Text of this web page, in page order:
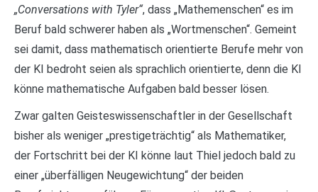
„Conversations with Tyler“, dass „Mathemenschen“ es im
Beruf bald schwerer haben als „Wortmenschen“. Gemeint
sei damit, dass mathematisch orientierte Berufe mehr von
der KI bedroht seien als sprachlich orientierte, denn die KI
könne mathematische Aufgaben bald besser lösen.
Zwar galten Geisteswissenschaftler in der Gesellschaft
bisher als weniger „prestigeträchtig“ als Mathematiker,
der Fortschritt bei der KI könne laut Thiel jedoch bald zu
einer „überfälligen Neugewichtung“ der beiden